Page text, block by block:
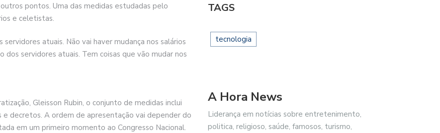
pontos. Uma das medidas estudadas pelo
e celetistas.
atuais. Não vai haver mudança nos salários
servidores atuais. Tem coisas que vão mudar nos
Gleisson Rubin, o conjunto de medidas inclui
decretos. A ordem de apresentação vai depender do
em um primeiro momento ao Congresso Nacional.
TAGS
tecnologia
A Hora News
Liderança em notícias sobre entretenimento,
politica, religioso, saúde, famosos, turismo,